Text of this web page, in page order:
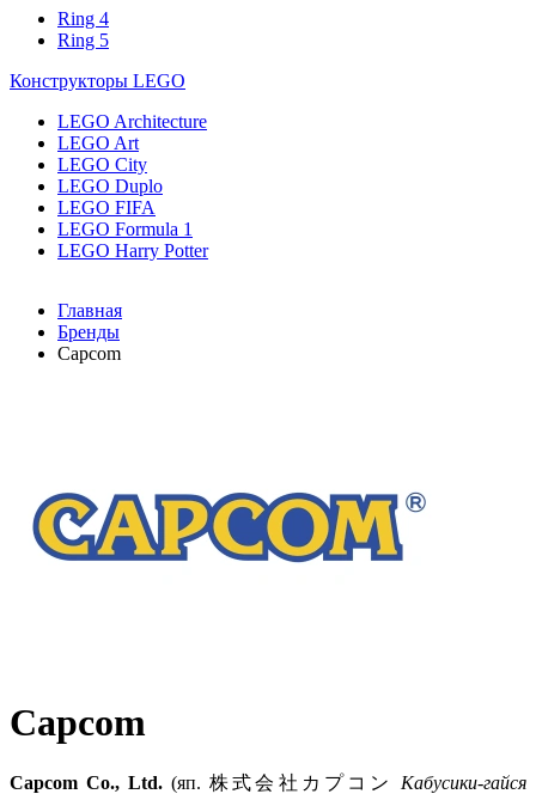
Ring 4
Ring 5
Конструкторы LEGO
LEGO Architecture
LEGO Art
LEGO City
LEGO Duplo
LEGO FIFA
LEGO Formula 1
LEGO Harry Potter
Главная
Бренды
Capcom
Capcom
Capcom Co., Ltd. (яп.株式会社カプコン
Кабусики-гайся